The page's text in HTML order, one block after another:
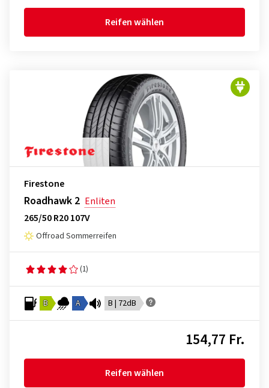
Reifen wählen
Firestone
Roadhawk 2 Enliten
265/50 R20 107V
Offroad Sommerreifen
(1)
B A B | 72dB
154,77 Fr.
Reifen wählen